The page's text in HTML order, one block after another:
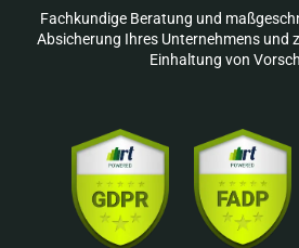
Fachkundige Beratung und
Absicherung Ihres Unternehmens und
Einhaltung von